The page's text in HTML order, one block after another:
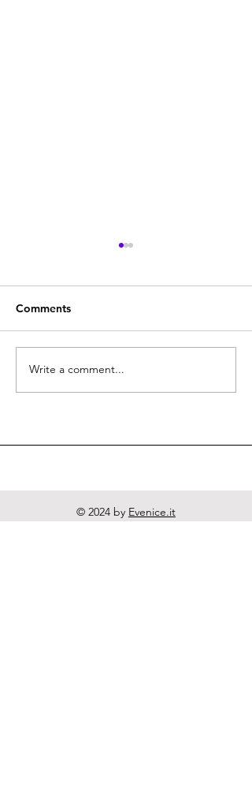
Quodlibeta Cartesiana
Comments
Write a comment...
© 2024 by Evenice.it